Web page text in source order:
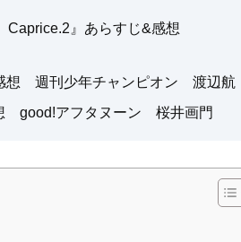
Caprice.2』あらすじ&感想
想 週刊少年チャンピオン 渡辺航
good!アフタヌーン 桜井画門